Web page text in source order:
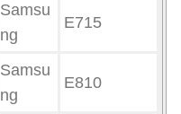
Samsu
ng
E715
Samsu
ng
E810